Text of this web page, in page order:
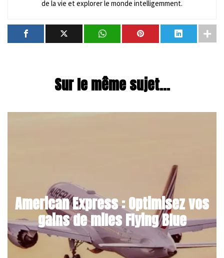
de la vie et explorer le monde intelligemment.
Sur le même sujet...
American Express : Optimisez vos
gains de miles Flying Blue